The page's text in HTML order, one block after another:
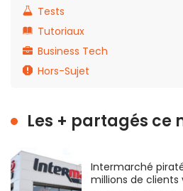
Tests
Tutoriaux
Business Tech
Hors-Sujet
Les + partagés ce
Intermarché
millions de clients